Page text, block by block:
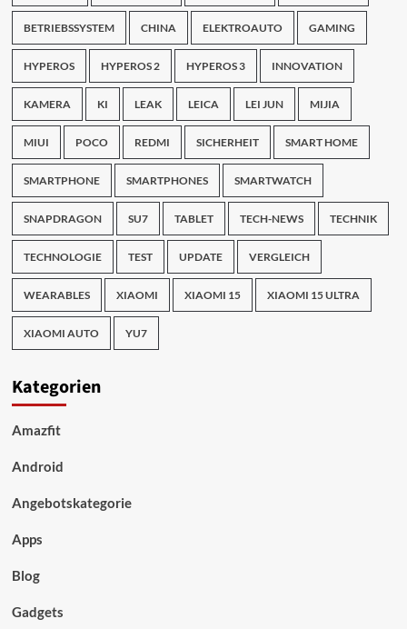
BETRIEBSSYSTEM CHINA ELEKTROAUTO GAMING
HYPEROS HYPEROS 2 HYPEROS 3 INNOVATION
KAMERA KI LEAK LEICA LEI JUN MIJIA
MIUI POCO REDMI SICHERHEIT SMART HOME
SMARTPHONE SMARTPHONES SMARTWATCH
SNAPDRAGON SU7 TABLET TECH-NEWS TECHNIK
TECHNOLOGIE TEST UPDATE VERGLEICH
WEARABLES XIAOMI XIAOMI 15 XIAOMI 15 ULTRA
XIAOMI AUTO YU7
Kategorien
Amazfit
Android
Angebotskategorie
Apps
Blog
Gadgets